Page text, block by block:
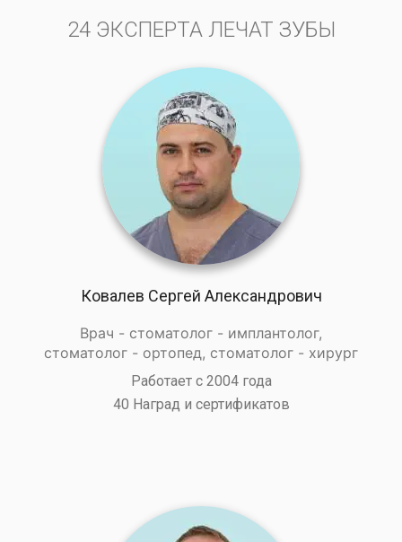
24 ЭКСПЕРТА ЛЕЧАТ ЗУБЫ
Ковалев Сергей Александрович
Врач - стоматолог - имплантолог,
стоматолог - ортопед, стоматолог - хирург
Работает с 2004 года
40 Наград и сертификатов